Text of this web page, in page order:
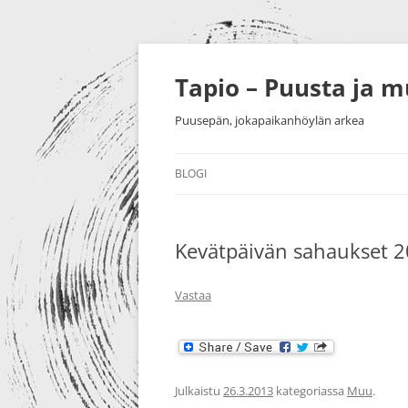
Siirry
Tapio – Puusta ja
Puusepän, jokapaikanhöylän arkea
BLOGI
PUUTYÖT
MESSUT YM.
Kevätpäivän sahaukset
Vastaa
Julkaistu 26.3.2013 kategoriassa Muu.